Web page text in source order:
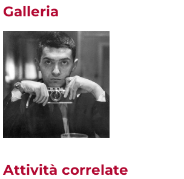
Galleria
Attività correlate